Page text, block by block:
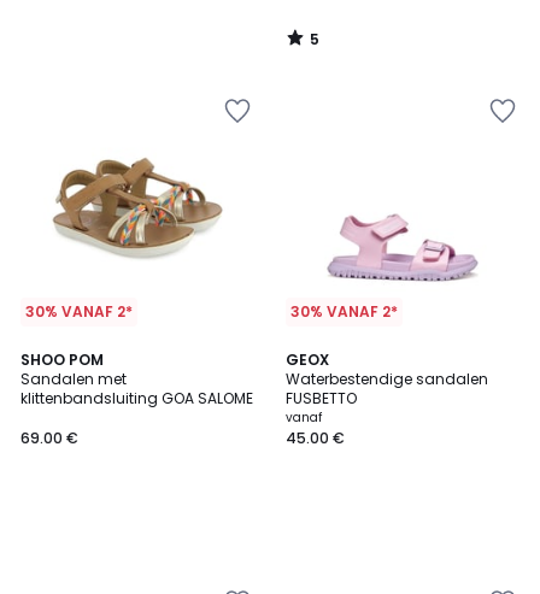
5
/
30% VANAF 2*
SHOO POM
Sandalen met
klittenbandsluiting GOA SALOME
69.00 €
30% VANAF 2*
GEOX
Waterbestendige sandalen
FUSBETTO
vanaf
45.00 €